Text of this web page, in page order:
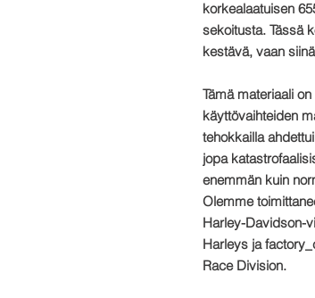
korkealaatuisen
sekoitusta. Tässä
kestävä, vaan
Tämä materiaali
käyttövaihteiden
tehokkailla
jopa
enemmän kuin
Olemme
Harley-Davidson-
Harleys ja
Race Division.